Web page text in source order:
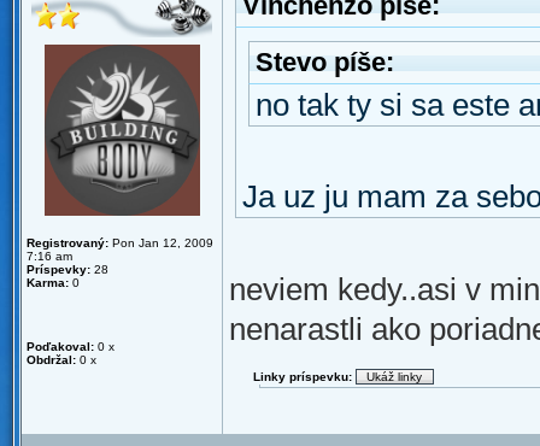
Registrovaný: Pon Jan 12, 2009
7:16 am
Príspevky: 28
Karma: 0
Poďakoval: 0 x
Obdržal: 0 x
Stevo píše:
no tak ty si sa este
Ja uz ju mam za
neviem kedy..asi v
nenarastli ako
Linky príspevku: